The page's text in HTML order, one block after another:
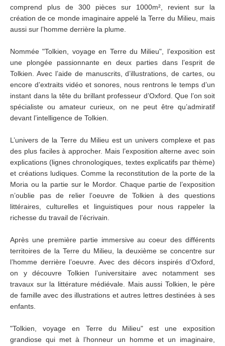
comprend plus de 300 pièces sur 1000m², revient sur la
création de ce monde imaginaire appelé la Terre du Milieu, mais
aussi sur l’homme derrière la plume.
Nommée "Tolkien, voyage en Terre du Milieu", l’exposition est
une plongée passionnante en deux parties dans l’esprit de
Tolkien. Avec l’aide de manuscrits, d’illustrations, de cartes, ou
encore d’extraits vidéo et sonores, nous rentrons le temps d’un
instant dans la tête du brillant professeur d’Oxford. Que l’on soit
spécialiste ou amateur curieux, on ne peut être qu’admiratif
devant l’intelligence de Tolkien.
L’univers de la Terre du Milieu est un univers complexe et pas
des plus faciles à approcher. Mais l’exposition alterne avec soin
explications (lignes chronologiques, textes explicatifs par thème)
et créations ludiques. Comme la reconstitution de la porte de la
Moria ou la partie sur le Mordor. Chaque partie de l’exposition
n’oublie pas de relier l’oeuvre de Tolkien à des questions
littéraires, culturelles et linguistiques pour nous rappeler la
richesse du travail de l’écrivain.
Après une première partie immersive au coeur des différents
territoires de la Terre du Milieu, la deuxième se concentre sur
l’homme derrière l’oeuvre. Avec des décors inspirés d’Oxford,
on y découvre Tolkien l’universitaire avec notamment ses
travaux sur la littérature médiévale. Mais aussi Tolkien, le père
de famille avec des illustrations et autres lettres destinées à ses
enfants.
"Tolkien, voyage en Terre du Milieu" est une exposition
grandiose qui met à l’honneur un homme et un imaginaire,